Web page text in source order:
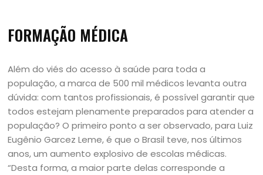
FORMAÇÃO MÉDICA
Além do viés do acesso à saúde para toda a
população, a marca de 500 mil médicos levanta outra
dúvida: com tantos profissionais, é possível garantir que
todos estejam plenamente preparados para atender a
população? O primeiro ponto a ser observado, para Luiz
Eugênio Garcez Leme, é que o Brasil teve, nos últimos
anos, um aumento explosivo de escolas médicas.
“Desta forma, a maior parte delas corresponde a